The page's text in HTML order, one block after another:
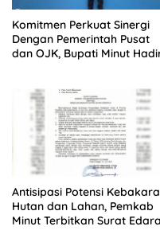
Komitmen Perkuat Sinergi
Dengan Pemerintah Pusat
dan OJK, Bupati Minut
Antisipasi Potensi
Hutan dan Lahan, Pemkab
Minut Terbitkan Surat